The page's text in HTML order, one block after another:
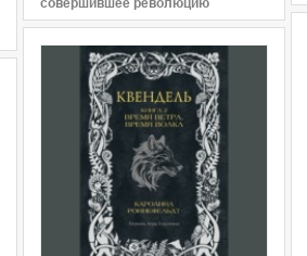
совершившее революцию